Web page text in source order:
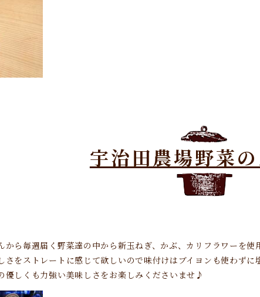
宇治田農場野菜
から毎週届く野菜達の中から新玉ねぎ、かぶ、カリフラワーを
さをストレートに感じて欲しいので味付けはブイヨンも使わずに
優しくも力強い美味しさをお楽しみくださいませ♪